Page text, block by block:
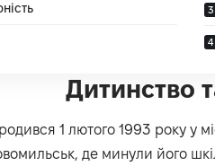
Дитинство
1 лютого 1993 року у
де минули його